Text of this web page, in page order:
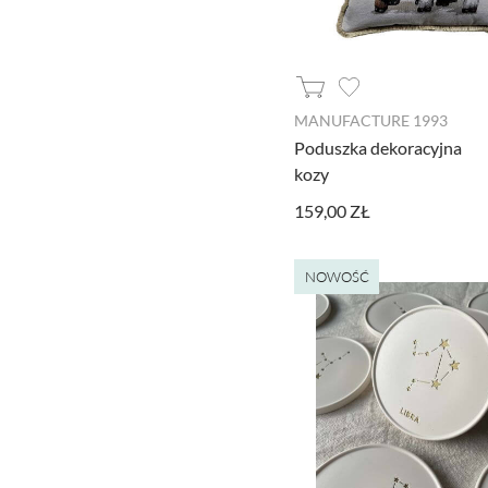
MANUFACTURE 1993
Poduszka dekoracyjna
kozy
159,00 ZŁ
NOWOŚĆ